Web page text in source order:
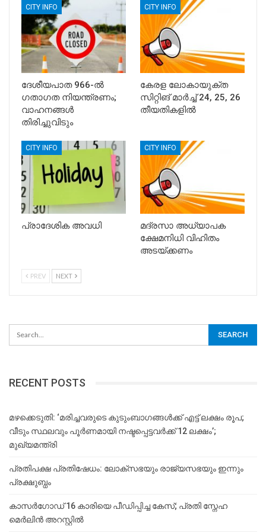
CITY INFO
ദേശീയപാത 966-ൽ
ഗതാഗത നിയന്ത്രണം;
വാഹനങ്ങൾ
തിരിച്ചുവിടും
CITY INFO
കേരള ലോകായുക്ത
സിറ്റിങ് മാര്‍ച്ച് 24, 25, 26
തീയതികളില്‍
CITY INFO
പ്രാദേശിക അവധി
CITY INFO
മദ്രസാ അധ്യാപക
ക്ഷേമനിധി വിഹിതം
അടയ്ക്കണം
PREV NEXT
RECENT POSTS
മഴക്കെടുതി: ‘മരിച്ചവരുടെ കുടുംബാഗങ്ങൾക്ക് എട്ട് ലക്ഷം രൂപ;
വീടും സ്ഥലവും പൂർണമായി നഷ്ടപ്പെട്ടവർക്ക് 12 ലക്ഷം’;
മുഖ്യമന്ത്രി
പ്രതിപക്ഷ പ്രതിഷേധം: ലോക്സഭയും രാജ്യസഭയും ഇന്നും
പ്രക്ഷുബ്ധം
കാസർഗോഡ് 16 കാരിയെ പീഡിപ്പിച്ച കേസ്; പ്രതി സ്നേഹ
മെർലിൻ അറസ്റ്റിൽ